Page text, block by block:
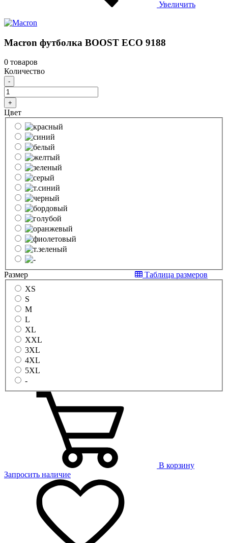
Увеличить
Macron футболка BOOST ECO 9188
0 товаров
Количество
-
+
Цвет
Размер
Таблица размеров
XS
S
M
L
XL
XXL
3XL
4XL
5XL
-
В корзину
Запросить наличие